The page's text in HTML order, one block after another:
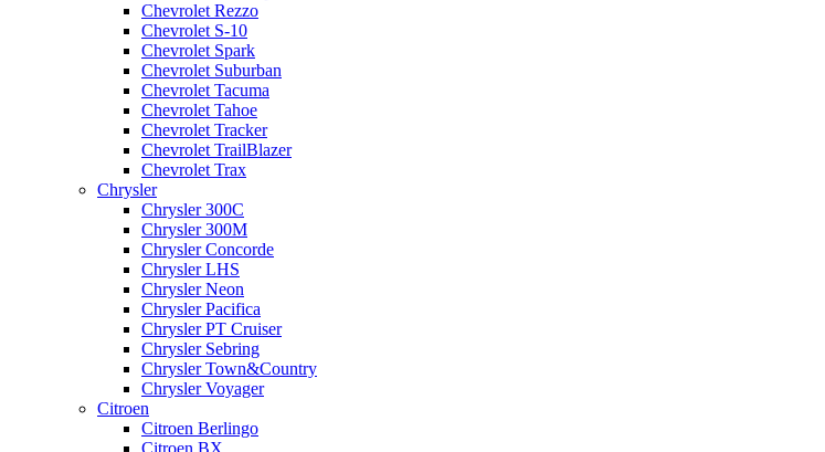
Chevrolet Rezzo
Chevrolet S-10
Chevrolet Spark
Chevrolet Suburban
Chevrolet Tacuma
Chevrolet Tahoe
Chevrolet Tracker
Chevrolet TrailBlazer
Chevrolet Trax
Chrysler
Chrysler 300C
Chrysler 300M
Chrysler Concorde
Chrysler LHS
Chrysler Neon
Chrysler Pacifica
Chrysler PT Cruiser
Chrysler Sebring
Chrysler Town&Country
Chrysler Voyager
Citroen
Citroen Berlingo
Citroen BX